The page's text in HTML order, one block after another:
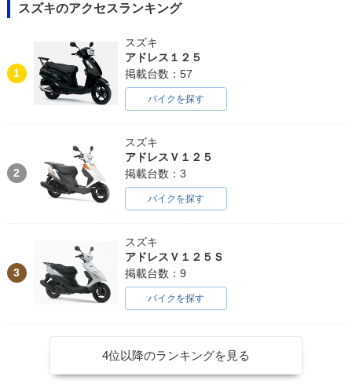
スズキのアクセスランキング
1
スズキ
アドレス１２５
掲載台数：57
バイクを探す
2
スズキ
アドレスＶ１２５
掲載台数：3
バイクを探す
3
スズキ
アドレスＶ１２５Ｓ
掲載台数：9
バイクを探す
4位以降のランキングを見る